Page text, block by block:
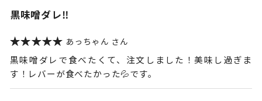
黒味噌ダレ‼️
あっちゃん
黒味噌ダレで食べたくて、注文しました！美味し過ぎま
す！レバーが食べたかった💦です。